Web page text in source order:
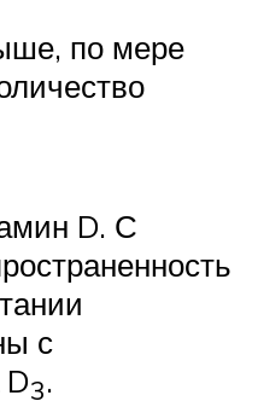
по мере
D. С
с
3.